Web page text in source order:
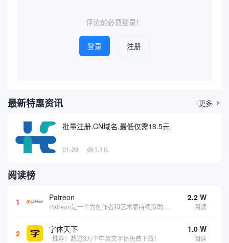
的角...
评论前必须登录！
登录 注册
最新特惠资讯 更多 
批量注册.CN域名,最低仅需18.5元
01-28 3.3 K
阅读榜
1 Patreon 2.2 W
阅读
2 字体天下
推荐！超过3万个中英文字体免费下载！
1.0 W
阅读